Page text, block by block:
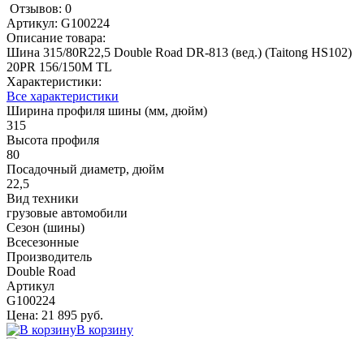
Отзывов: 0
Артикул: G100224
Описание товара:
Шина 315/80R22,5 Double Road DR-813 (вед.) (Taitong HS102)
20PR 156/150M TL
Характеристики:
Все характеристики
Ширина профиля шины (мм, дюйм)
315
Высота профиля
80
Посадочный диаметр, дюйм
22,5
Вид техники
грузовые автомобили
Сезон (шины)
Всесезонные
Производитель
Double Road
Артикул
G100224
Цена: 21 895 руб.
В корзину